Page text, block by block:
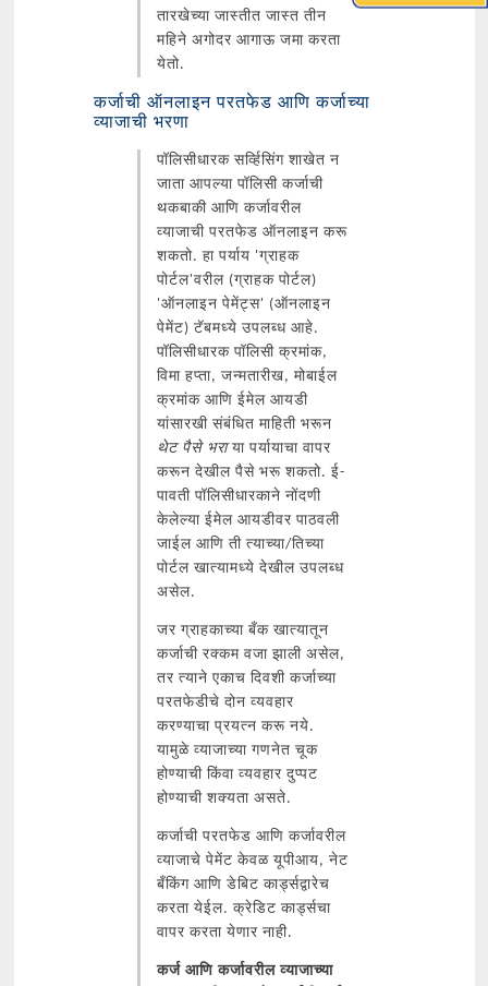
तारखेच्या जास्तीत जास्त तीन
महिने अगोदर आगाऊ जमा करता
येतो.
कर्जाची ऑनलाइन परतफेड आणि कर्जाच्या
व्याजाची भरणा
पॉलिसीधारक सर्व्हिसिंग शाखेत न
जाता आपल्या पॉलिसी कर्जाची
थकबाकी आणि कर्जावरील
व्याजाची परतफेड ऑनलाइन करू
शकतो. हा पर्याय 'ग्राहक
पोर्टल'वरील (ग्राहक पोर्टल)
'ऑनलाइन पेमेंट्स' (ऑनलाइन
पेमेंट) टॅबमध्ये उपलब्ध आहे.
पॉलिसीधारक पॉलिसी क्रमांक,
विमा हप्ता, जन्मतारीख, मोबाईल
क्रमांक आणि ईमेल आयडी
यांसारखी संबंधित माहिती भरून
थेट पैसे भराया पर्यायाचा वापर
करून देखील पैसे भरू शकतो. ई-
पावती पॉलिसीधारकाने नोंदणी
केलेल्या ईमेल आयडीवर पाठवली
जाईल आणि ती त्याच्या/तिच्या
पोर्टल खात्यामध्ये देखील उपलब्ध
असेल.
जर ग्राहकाच्या बँक खात्यातून
कर्जाची रक्कम वजा झाली असेल,
तर त्याने एकाच दिवशी कर्जाच्या
परतफेडीचे दोन व्यवहार
करण्याचा प्रयत्न करू नये.
यामुळे व्याजाच्या गणनेत चूक
होण्याची किंवा व्यवहार दुप्पट
होण्याची शक्यता असते.
कर्जाची परतफेड आणि कर्जावरील
व्याजाचे पेमेंट केवळ यूपीआय, नेट
बँकिंग आणि डेबिट कार्ड्सद्वारेच
करता येईल. क्रेडिट कार्ड्सचा
वापर करता येणार नाही.
कर्ज आणि कर्जावरील व्याजाच्या